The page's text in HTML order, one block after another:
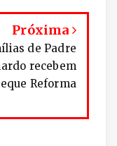
Próxima
de Padre
recebem
Reforma